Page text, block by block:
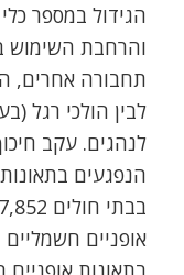
הגידול במספר
והרחבת השימוש
תחבורה אחרים,
לבין הולכי רגל
לנהגים. עקב
אופניים חשמליים